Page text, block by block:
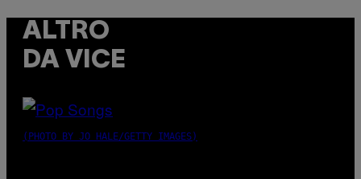
ALTRO
DA VICE
(PHOTO BY JO HALE/GETTY IMAGES)